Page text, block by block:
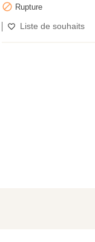
 Rupture
Liste de souhaits